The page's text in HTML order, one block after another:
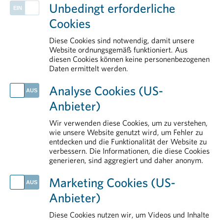
Patient Advocacy
Politik
Health Data & Digital
Arbeitsbereiche
Globaler Schlag gegen kriminelle Netzwerke im Arzneimittelhandel
PHARMIG Facts & Figures 2026
Life Sciences in Österreich: Der Standort braucht Rückenwind
IM DETAIL
Arzneimittelsicherheit
Erstattung von Arzneimitteln
Forschung & Entwicklung
Aus- und Weiterbildung
Unbedingt erforderliche
Cookies
Diese Cookies sind notwendig, damit unsere
Website ordnungsgemäß funktioniert. Aus
diesen Cookies können keine personenbezogenen
Daten ermittelt werden.
Analyse Cookies (US-
Anbieter)
Wir verwenden diese Cookies, um zu verstehen,
wie unsere Website genutzt wird, um Fehler zu
entdecken und die Funktionalität der Website zu
verbessern. Die Informationen, die diese Cookies
generieren, sind aggregiert und daher anonym.
Marketing Cookies (US-
Anbieter)
Diese Cookies nutzen wir, um Videos und Inhalte